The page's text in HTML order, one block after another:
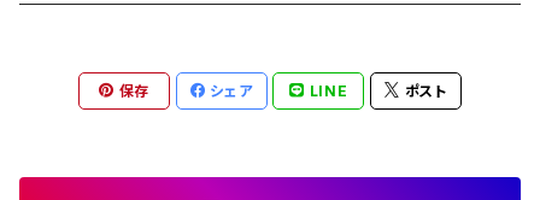
瞑想したい時に
フルート
デジタル楽譜（ PDF）
保存 シェア LINE ポスト